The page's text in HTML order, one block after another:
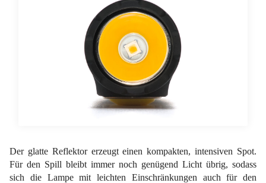
Der glatte Reflektor erzeugt einen kompakten, intensiven Spot.
Für den Spill bleibt immer noch genügend Licht übrig, sodass
sich die Lampe mit leichten Einschränkungen auch für den